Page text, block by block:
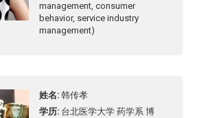
management, consumer
behavior, service industry
management)
姓名 韩传孝
学历 台北医学大学 药学系 博